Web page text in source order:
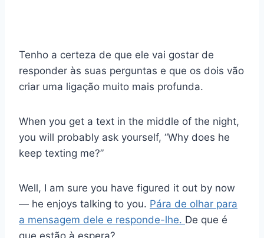
Tenho a certeza de que ele vai gostar de
responder às suas perguntas e que os dois vão
criar uma ligação muito mais profunda.
When you get a text in the middle of the night,
you will probably ask yourself, “Why does he
keep texting me?”
Well, I am sure you have figured it out by now
— he enjoys talking to you. Pára de olhar para
a mensagem dele e responde-lhe. De que é